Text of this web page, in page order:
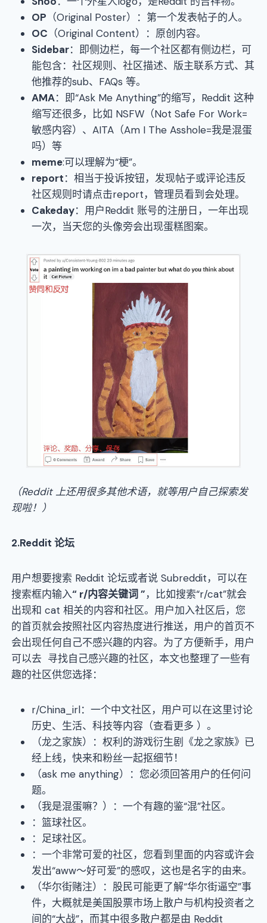
OP （Original Poster）：第一个发表帖子的人。
OC （Original Content）：原创内容。
Sidebar：即侧边栏，每一个社区都有侧边栏，可
能包含：社区规则、社区描述、版主联系方式、其
他推荐的sub、FAQs 等。
AMA：即“Ask Me Anything”的缩写，Reddit 这种
缩写还很多，比如 NSFW（Not Safe For Work=
敏感内容）、AITA（Am I The Asshole=我是混蛋
吗）等
meme:可以理解为“梗”。
report：相当于投诉按钮，发现帖子或评论违反
社区规则时请点击report，管理员看到会处理。
Cakeday：用户Reddit 账号的注册日，一年出现
一次，当天您的头像旁会出现蛋糕图案。
（Reddit 上还用很多其他术语， 就等用户自己探索发
现啦！）
2.Reddit论坛
用户想要搜索 Reddit 论坛或者说 Subreddit，可以在
搜索框内输入“ r/内容关键词 ”，比如搜索“r/cat”就会
出现和 cat 相关的内容和社区。用户加入社区后，您
的首页就会按照社区内容热度进行推送，用户的首页不
会出现任何自己不感兴趣的内容。为了方便新手，用户
可以去 寻找自己感兴趣的社区，本文也整理了一些有
趣的社区供您选择：
r/China_irl：一个中文社区，用户可以在这里讨论
历史、生活、科技等内容（查看更多 ）。
（龙之家族）：权利的游戏衍生剧《龙之家族》已
经上线，快来和粉丝一起抠细节！
（ask me anything）：您必须回答用户的任何问
题。
（我是混蛋嘛？）：一个有趣的鉴“混”社区。
：篮球社区。
：足球社区。
：一个非常可爱的社区，您看到里面的内容或许会
发出“aww～好可爱”的感叹，这也是名字的由来。
（华尔街赌注）：股民可能更了解“华尔街逼空”事
件，大概就是美国股票市场上散户与机构投资者之
间的“大战”，而其中很多散户都是由 Reddit